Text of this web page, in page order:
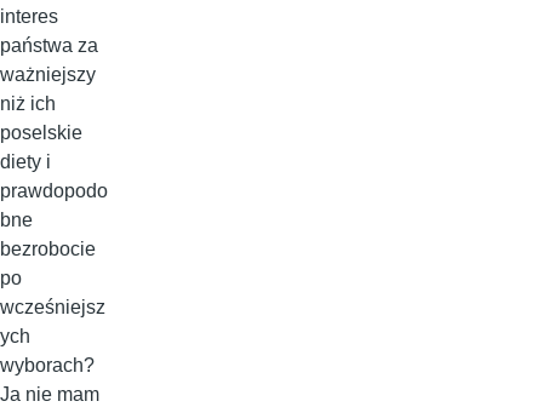
interes
państwa za
ważniejszy
niż ich
poselskie
diety i
prawdopodo
bne
bezrobocie
po
wcześniejsz
ych
wyborach?
Ja nie mam